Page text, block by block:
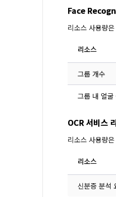
Face
리소스 사용량
리소스
그룹 개수
그룹 내 얼굴
OCR 서비스
리소스 사용량
리소스
신분증 분석